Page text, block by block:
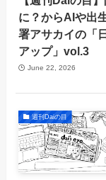
に？からAIや出
署アサカイの「
アップ」vol.3
June 22, 2026
週刊Daiの目